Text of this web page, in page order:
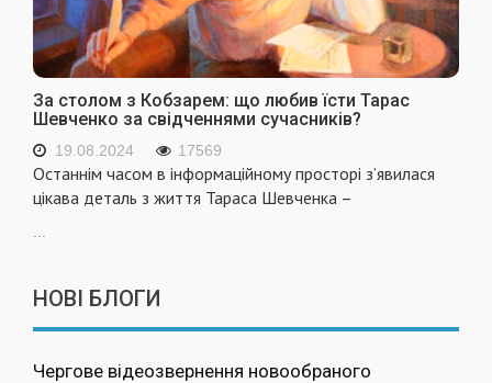
За столом з Кобзарем: що любив їсти Тарас
Шевченко за свідченнями сучасників?
19.08.2024 17569
Останнім часом в інформаційному просторі з’явилася
цікава деталь з життя Тараса Шевченка –
НОВІ БЛОГИ
Чергове відеозвернення новообраного